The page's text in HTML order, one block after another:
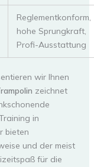
Reglementkonform,
hohe Sprungkraft,
Profi-Ausstattung
wir Ihnen
zeichnet
in
bieten
und der meist
für die